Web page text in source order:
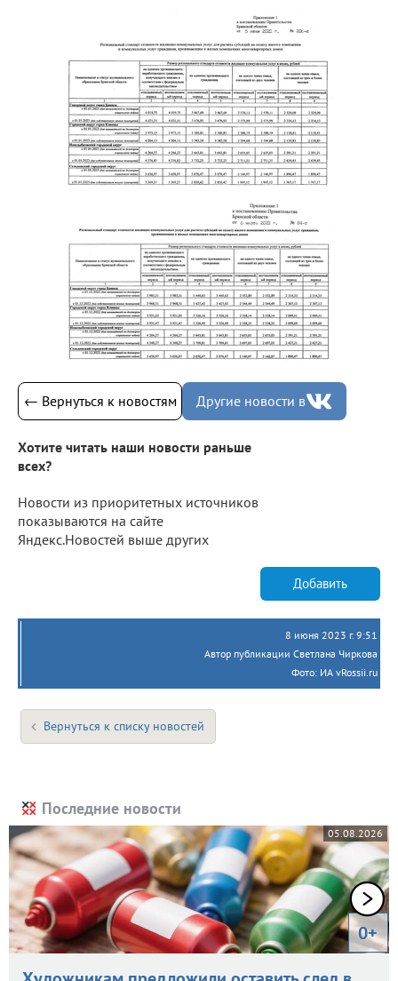
← Вернуться к новостям Другие новости в
Хотите читать наши новости раньше
всех?
Новости из приоритетных источников
показываются на сайте
Яндекс.Новостей выше других
Добавить
8 июня 2023 г. 9:51
Автор публикации Светлана Чиркова
Фото: ИА vRossii.ru
Вернуться к списку новостей
Последние новости
05.08.2026
0+